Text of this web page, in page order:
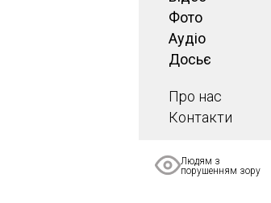
Фото
Аудіо
Досьє
Про нас
Контакти
Людям з
порушенням зору